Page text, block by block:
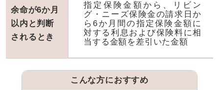
余命が6か月
以内と判断
される とき
指定保険金額から、リビン
グ・ニーズ保険金の請求日か
ら6か月間の指定保険金額に
対する利息および保険料に相
当する金額を差引いた金額
こんな方におすすめ